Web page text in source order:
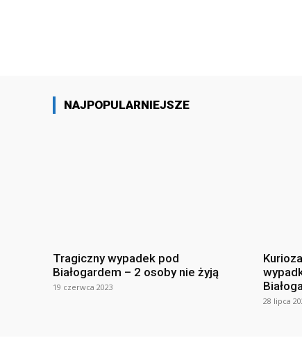
NAJPOPULARNIEJSZE
Tragiczny wypadek pod
Białogardem – 2 osoby nie żyją
19 czerwca 2023
28 lipca